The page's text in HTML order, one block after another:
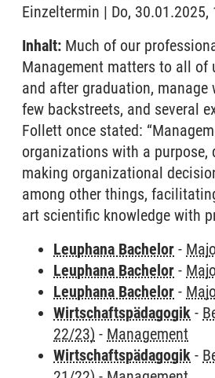
Einzeltermin | Do, 30.01.2025,
Inhalt: Much of our
Management matters to all of
and after graduation,
few backstreets, and several
Follett once stated:
organizations with a purpose,
making organizational
among other things,
art scientific knowledge with
Leuphana Bachelor -
Leuphana Bachelor -
Leuphana Bachelor -
Wirtschaftspädagogik -
22/23) - Management
Wirtschaftspädagogik -